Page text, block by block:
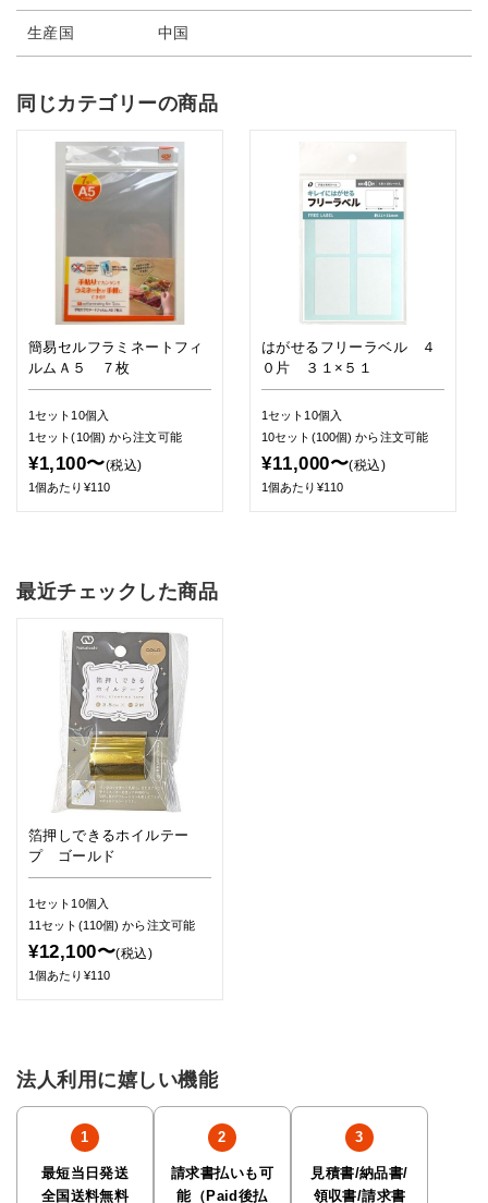
生産国 中国
同じカテゴリーの商品
簡易セルフラミネートフィ
ルムＡ５ ７枚
1セット10個入
1セット(10個)から注文可能
¥1,100〜(税込)
1個あたり¥110
はがせるフリーラベル ４
０片 ３１×５１
1セット10個入
10セット(100個)から注文可能
¥11,000〜(税込)
1個あたり¥110
最近チェックした商品
箔押しできるホイルテー
プ ゴールド
1セット10個入
11セット(110個)から注文可能
¥12,100〜(税込)
1個あたり¥110
法人利用に嬉しい機能
最短当日発送
全国送料無料
請求書払いも可
能（Paid後払
見積書/納品書/
領収書/請求書